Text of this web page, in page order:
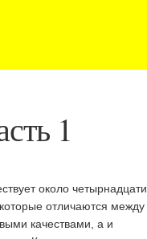
1
около четырнадцати
отличаются между
качествами, а и